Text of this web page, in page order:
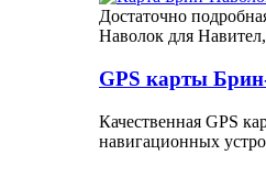
Достаточно
Наволок для
GPS карты
Качественная GPS
навигационных